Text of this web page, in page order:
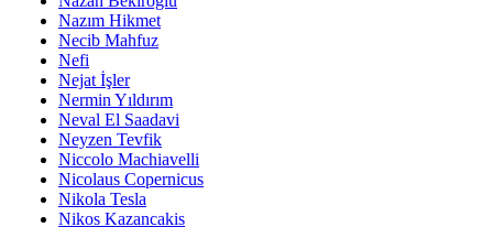
Nazım Hikmet
Necib Mahfuz
Nefi
Nejat İşler
Nermin Yıldırım
Neval El Saadavi
Neyzen Tevfik
Niccolo Machiavelli
Nicolaus Copernicus
Nikola Tesla
Nikos Kazancakis